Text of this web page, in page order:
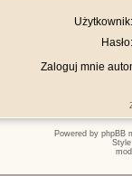
Użytkownik:
Hasło:
Zaloguj mnie
Powered by phpBB